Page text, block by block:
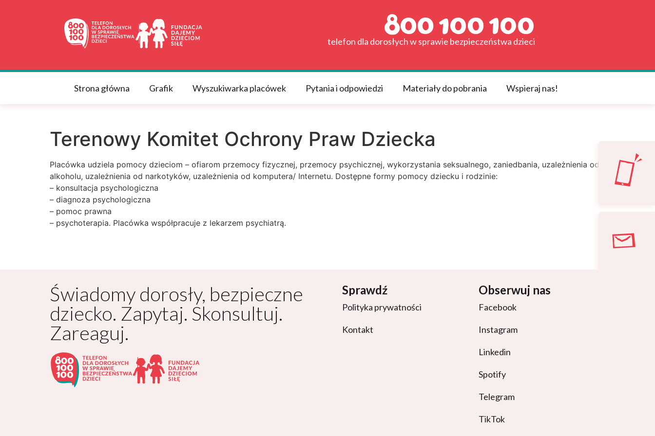
telefon dla dorosłych w sprawie bezpieczeństwa dzieci
Strona główna Grafik Wyszukiwarka placówek Pytania i odpowiedzi Materiały do pobrania Wspieraj nas!
Terenowy Komitet Ochrony Praw Dziecka
Placówka udziela pomocy dzieciom – ofiarom przemocy fizycznej, przemocy psychicznej, wykorzystania seksualnego, zaniedbania, uzależnienia od
alkoholu, uzależnienia od narkotyków, uzależnienia od komputera/ Internetu. Dostępne formy pomocy dziecku i rodzinie:
– konsultacja psychologiczna
– diagnoza psychologiczna
– pomoc prawna
– psychoterapia. Placówka współpracuje z lekarzem psychiatrą.
Świadomy dorosły, bezpieczne
dziecko. Zapytaj. Skonsultuj.
Zareaguj.
Sprawdź
Polityka prywatności
Kontakt
Obserwuj nas
Facebook
Instagram
Linkedin
Spotify
Telegram
TikTok